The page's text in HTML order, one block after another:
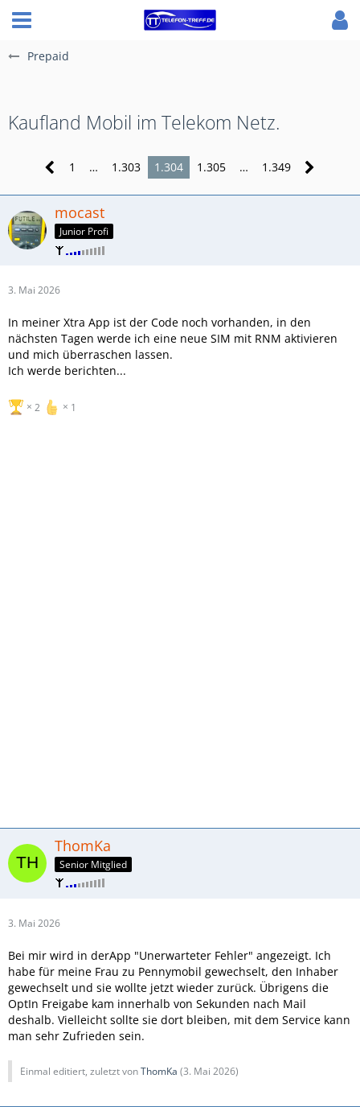
Prepaid
Kaufland Mobil im Telekom Netz.
1 … 1.303 1.304 1.305 … 1.349
mocast
Junior Profi
3. Mai 2026
In meiner Xtra App ist der Code noch vorhanden, in den
nächsten Tagen werde ich eine neue SIM mit RNM aktivieren
und mich überraschen lassen.
Ich werde berichten...
2 1
ThomKa
Senior Mitglied
3. Mai 2026
Bei mir wird in derApp "Unerwarteter Fehler" angezeigt. Ich
habe für meine Frau zu Pennymobil gewechselt, den Inhaber
gewechselt und sie wollte jetzt wieder zurück. Übrigens die
OptIn Freigabe kam innerhalb von Sekunden nach Mail
deshalb. Vielleicht sollte sie dort bleiben, mit dem Service kann
man sehr Zufrieden sein.
Einmal editiert, zuletzt vonThomKa (3. Mai 2026)